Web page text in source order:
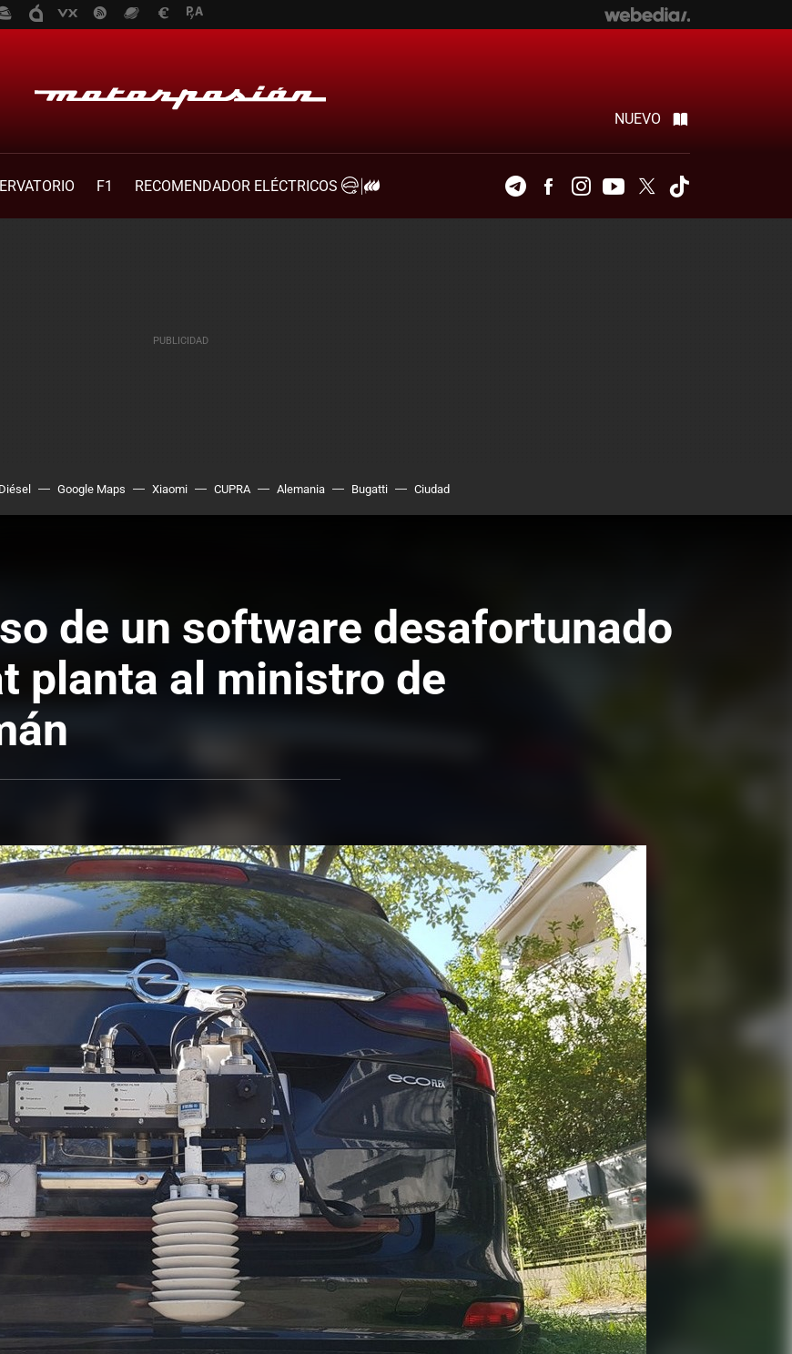
NUEVO
F1
RECOMENDADOR ELÉCTRICOS
TelegramFacebookInstagramYoutubeTwitter
Diésel Google Maps Xiaomi CUPRA Alemania Bugatti Ciudad
de un software desafortunado
planta al ministro de